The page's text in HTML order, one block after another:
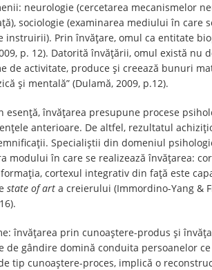
neurologie (cercetarea mecanismelor
sociologie (examinarea mediului în care
Prin învățare, omul ca entitate
p. 12). Datorită învățării, omul există nu
activitate, produce și creează bunuri
și mentală” (Dulamă, 2009, p.12).
învățarea presupune procese
anterioare. De altfel, rezultatul
Specialiștii din domeniul
în care se realizează învățarea:
cortexul integrativ din față este
state of art a creierului (Immordino-Yang &
învățarea prin cunoaștere-produs și
gândire domină conduita persoanelor
tip cunoaștere-proces, implică o